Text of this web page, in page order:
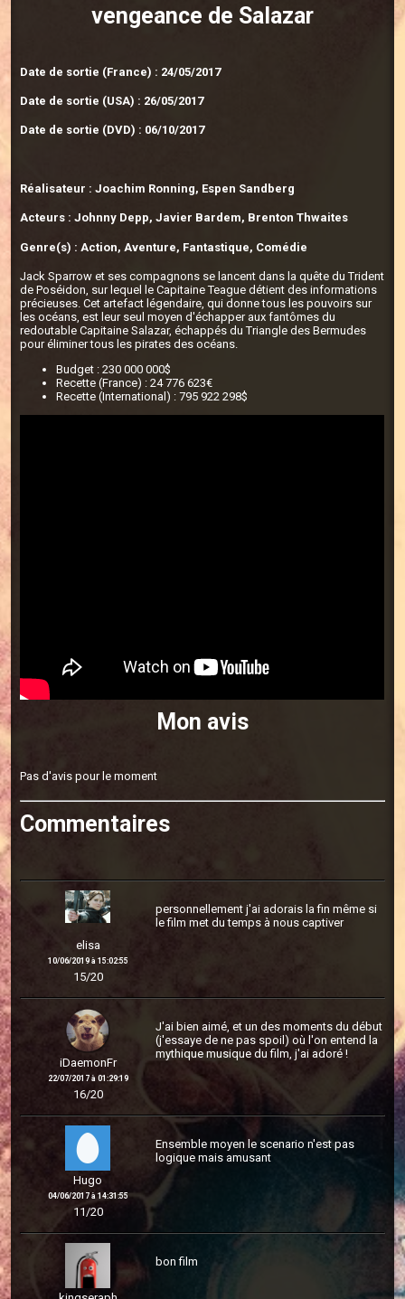
vengeance de Salazar
Date de sortie (France) : 24/05/2017
Date de sortie (USA) : 26/05/2017
Date de sortie (DVD) : 06/10/2017
Réalisateur : Joachim Ronning, Espen Sandberg
Acteurs : Johnny Depp, Javier Bardem, Brenton Thwaites
Genre(s) : Action, Aventure, Fantastique, Comédie
Jack Sparrow et ses compagnons se lancent dans la quête du Trident
de Poséidon, sur lequel le Capitaine Teague détient des informations
précieuses. Cet artefact légendaire, qui donne tous les pouvoirs sur
les océans, est leur seul moyen d'échapper aux fantômes du
redoutable Capitaine Salazar, échappés du Triangle des Bermudes
pour éliminer tous les pirates des océans.
Budget : 230 000 000$
Recette (France) : 24 776 623€
Recette (International) : 795 922 298$
Mon avis
Pas d'avis pour le moment
Commentaires
elisa
10/06/2019 à 15:02:55
15/20
personnellement j'ai adorais la fin même si
le film met du temps à nous captiver
iDaemonFr
22/07/2017 à 01:29:19
16/20
J'ai bien aimé, et un des moments du début
(j'essaye de ne pas spoil) où l'on entend la
mythique musique du film, j'ai adoré !
Hugo
04/06/2017 à 14:31:55
11/20
Ensemble moyen le scenario n'est pas
logique mais amusant
bon film